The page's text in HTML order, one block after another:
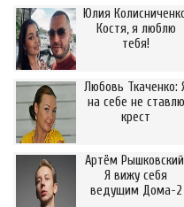
Юлия
Костя, я люблю
тебя!
Любовь Ткаченко:
на себе не ставлю
крест
Артём
Я вижу себя
ведущим Дома-2